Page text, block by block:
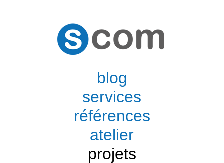
blog
services
références
atelier
projets